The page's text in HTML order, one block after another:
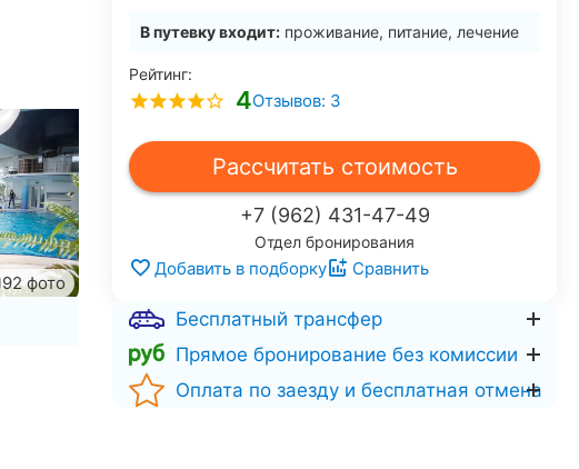
В путевку входит: проживание, питание, лечение
Рейтинг:
4Отзывов: 3
Рассчитать стоимость
+7 (962) 431-47-49
Отдел бронирования
Добавить в подборку Сравнить
Бесплатный трансфер
Прямое бронирование без комиссии
Оплата по заезду и бесплатная отмена
92 фото